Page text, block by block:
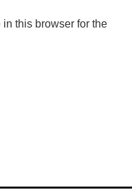
this browser for the